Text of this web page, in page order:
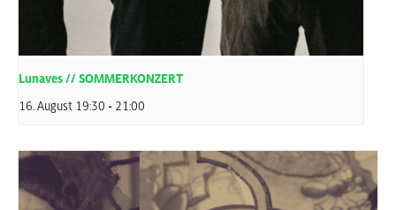
Lunaves // SOMMERKONZERT
16. August 19:30 - 21:00